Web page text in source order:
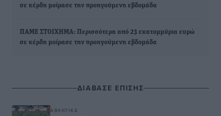
σε κέρδη μοίρασε την προηγούμενη εβδομάδα
ΠΑΜΕ ΣΤΟΙΧΗΜΑ: Περισσότερα από 23 εκατομμύρια ευρώ
σε κέρδη μοίρασε την προηγούμενη εβδομάδα
ΔΙΑΒΑΣΕ ΕΠΙΣΗΣ
ΑΘΛΗΤΙΚΆ